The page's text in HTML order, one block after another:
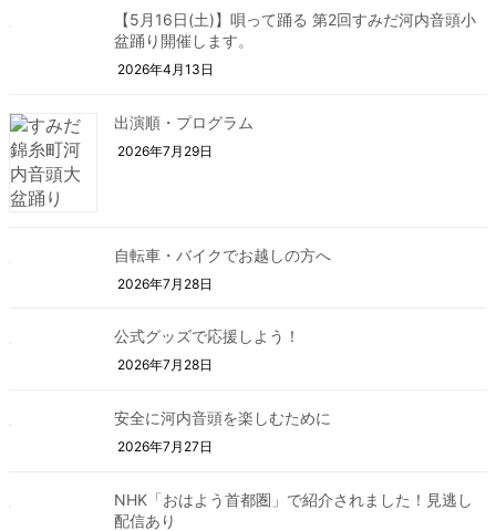
【5月16日(土)】唄って踊る 第2回すみだ河内音頭小
盆踊り開催します。
2026年4月13日
出演順・プログラム
2026年7月29日
自転車・バイクでお越しの方へ
2026年7月28日
公式グッズで応援しよう！
2026年7月28日
安全に河内音頭を楽しむために
2026年7月27日
NHK「おはよう首都圏」で紹介されました！見逃し
配信あり